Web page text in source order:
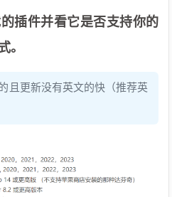
插件并看它是否支持你的
。
且更新没有英文的快（推荐英